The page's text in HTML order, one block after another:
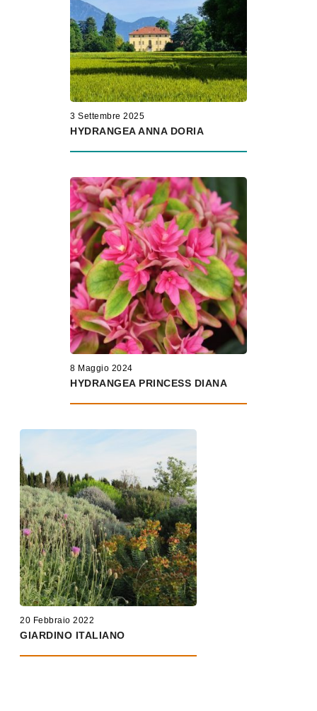
3 Settembre 2025
HYDRANGEA ANNA DORIA
8 Maggio 2024
HYDRANGEA PRINCESS DIANA
20 Febbraio 2022
GIARDINO ITALIANO